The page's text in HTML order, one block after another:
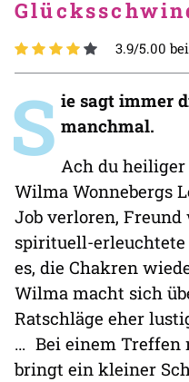
3.9/5.00
S ie sagt immer
manchmal.
Ach du heiliger
Wilma Wonnebergs
Job verloren,
spirituell-
es, die Chakren
Wilma macht sich
Ratschläge eher
… Bei einem Treffen
bringt ein kleiner